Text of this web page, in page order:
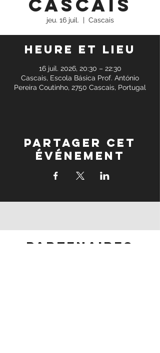
Cascais
jeu. 16 juil.
  |
Cascais
Heure et lieu
16 juil. 2026, 20:30 – 22:30
Cascais, Escola Básica Prof. António
Pereira Coutinho, 2750 Cascais, Portugal
Partager cet
événement
partenaires